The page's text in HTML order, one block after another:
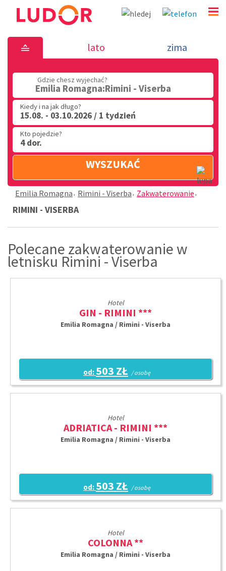
Rimini - Viserba - Emilia
(32) 720 60 56
PN - PT: 9.00 - 15.00
lato zima
Gdzie chesz wyjechać?
Emilia Romagna:Rimini - Viserba
Kiedy i na jak długo?
15.08. - 03.10.2026 / 1 tydzień
Kto pojedzie?
4 dor.
WYSZUKAĆ
Emilia Romagna Rimini - Viserba Zakwaterowanie
RIMINI - VISERBA
Polecane zakwaterowanie w
letnisku Rimini - Viserba
Hotel
GIN - RIMINI ***
Emilia Romagna / Rimini - Viserba
od: 503 ZŁ / osobę
Hotel
ADRIATICA - RIMINI ***
Emilia Romagna / Rimini - Viserba
od: 503 ZŁ / osobę
Hotel
COLONNA **
Emilia Romagna / Rimini - Viserba